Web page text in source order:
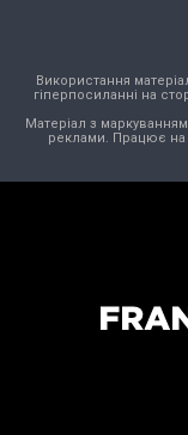
Використання
гіперпосиланні на
Матеріал з
реклами. Працює на